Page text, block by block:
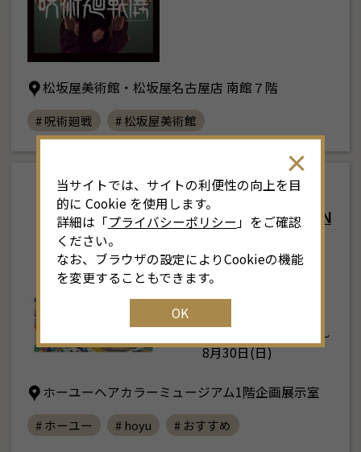
2026年8月
日 月 火 水
1
2 3 4 5
9 10
16 17 18 19 20
26
30 31 1 3 4
<< >>
松坂屋美術館・松坂屋名古屋店 南館７階
# 呪術廻戦 # 松坂屋美術館
東部
JAPAN COLORS CHRON
まで。時代を染めてき
た、日本人の色彩文化
～
2026年4月11日(土) ～
8月30日(日)
ホーユーヘアカラーミュージアム1階企画展示室
# ホーユー # hoyu # おすすめ
当サイトでは、サイトの利便性の向上を目
的に Cookie を使用します。
詳細は「プライバシーポリシー 」をご確認
ください。
なお、ブラウザの設定によりCookieの機能
を変更することもできます。
OK